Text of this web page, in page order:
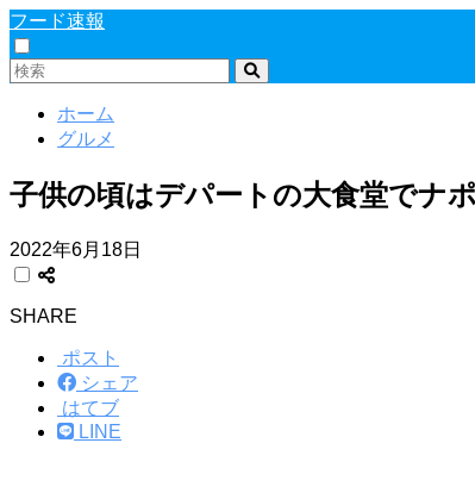
フード速報
ホーム
グルメ
子供の頃はデパートの大食堂でナ
2022年6月18日
SHARE
ポスト
シェア
はてブ
LINE